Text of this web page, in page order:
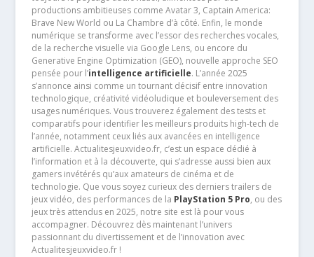
productions ambitieuses comme Avatar 3, Captain America:
Brave New World ou La Chambre d’à côté. Enfin, le monde
numérique se transforme avec l’essor des recherches vocales,
de la recherche visuelle via Google Lens, ou encore du
Generative Engine Optimization (GEO), nouvelle approche SEO
pensée pour l’intelligence artificielle. L’année 2025
s’annonce ainsi comme un tournant décisif entre innovation
technologique, créativité vidéoludique et bouleversement des
usages numériques. Vous trouverez également des tests et
comparatifs pour identifier les meilleurs produits high-tech de
l’année, notamment ceux liés aux avancées en intelligence
artificielle. Actualitesjeuxvideo.fr, c’est un espace dédié à
l’information et à la découverte, qui s’adresse aussi bien aux
gamers invétérés qu’aux amateurs de cinéma et de
technologie. Que vous soyez curieux des derniers trailers de
jeux vidéo, des performances de la PlayStation 5 Pro, ou des
jeux très attendus en 2025, notre site est là pour vous
accompagner. Découvrez dès maintenant l’univers
passionnant du divertissement et de l’innovation avec
Actualitesjeuxvideo.fr !